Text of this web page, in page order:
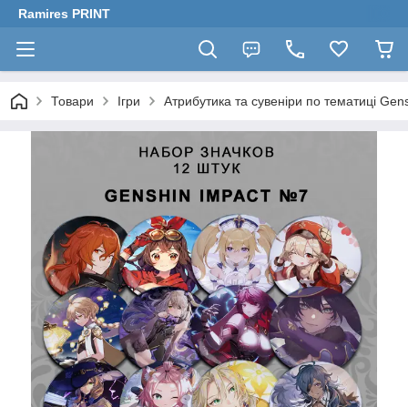
Ramires PRINT
Товари Ігри Атрибутика та сувеніри по тематиці